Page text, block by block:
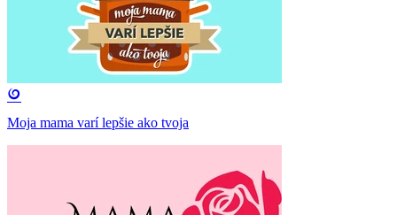
Moja mama varí lepšie ako tvoja